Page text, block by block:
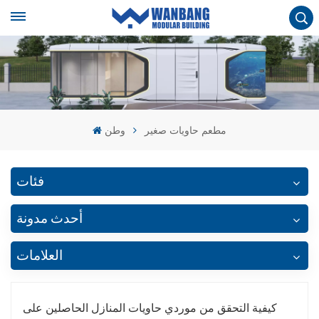
وطن مطعم حاويات صغير
فئات
أحدث مدونة
العلامات
كيفية التحقق من موردي حاويات المنازل الحاصلين على